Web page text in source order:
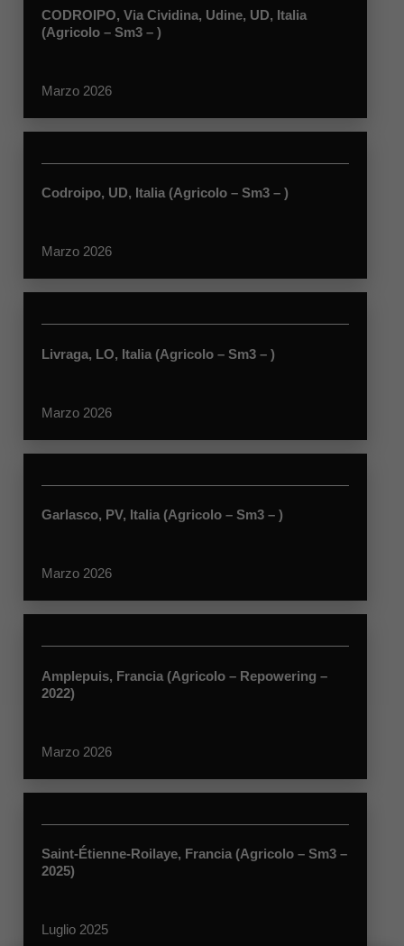
CODROIPO, Via Cividina, Udine, UD, Italia
(Agricolo – Sm3 – )
Marzo 2026
Codroipo, UD, Italia (Agricolo – Sm3 – )
Marzo 2026
Livraga, LO, Italia (Agricolo – Sm3 – )
Marzo 2026
Garlasco, PV, Italia (Agricolo – Sm3 – )
Marzo 2026
Amplepuis, Francia (Agricolo – Repowering –
2022)
Marzo 2026
Saint-Étienne-Roilaye, Francia (Agricolo – Sm3 –
2025)
Luglio 2025